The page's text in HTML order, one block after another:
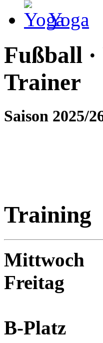
Yoga
Fußball
Trainer
Saison 2025/
Training
Mittwoch
Freitag
B-Platz